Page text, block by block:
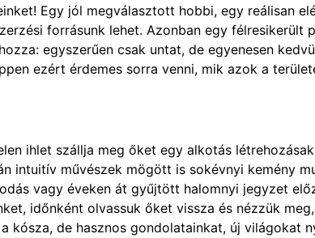
Egy jól megválasztott hobbi, egy reálisan
forrásunk lehet. Azonban egy félresikerült
egyszerűen csak untat, de egyenesen
ezért érdemes sorra venni, mik azok a
ihlet szállja meg őket egy alkotás
intuitív művészek mögött is sokévnyi kemény
vagy éveken át gyűjtött halomnyi jegyzet
időnként olvassuk őket vissza és nézzük
kósza, de hasznos gondolatainkat, új világokat